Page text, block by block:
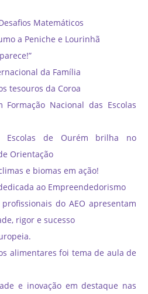
Matemáticos
a Peniche e Lourinhã
da Família
tesouros da Coroa
Formação Nacional das Escolas
Escolas de Ourém brilha no
Orientação
e biomas em ação!
ao Empreendedorismo
do AEO apresentam
rigor e sucesso
alimentares foi tema de aula de
e inovação em destaque nas